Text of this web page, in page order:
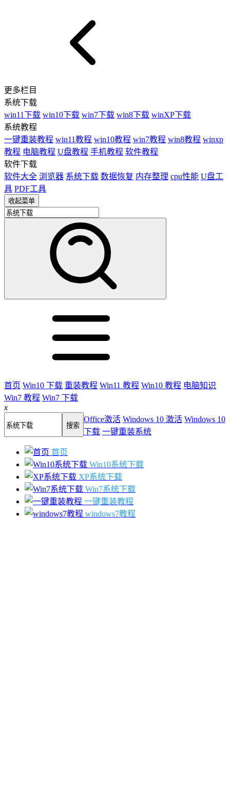
更多栏目
系统下载
win11下载 win10下载 win7下载 win8下载 winXP下载
系统教程
一键重装教程 win11教程 win10教程 win7教程 win8教程 winxp
教程 电脑教程 U盘教程 手机教程 软件教程
软件下载
软件大全 浏览器 系统下载 数据恢复 内存整理 cpu性能 U盘工
具 PDF工具
收起菜单
首页 Win10 下载 重装教程 Win11 教程 Win10 教程 电脑知识
Win7 教程 Win7 下载
x
Office激活 Windows 10 激活 Windows 10
下载 一键重装系统
首页
Win10系统下载
XP系统下载
Win7系统下载
一键重装教程
windows7教程